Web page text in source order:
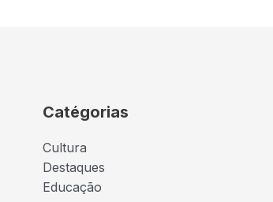
Catégorias
Cultura
Destaques
Educação